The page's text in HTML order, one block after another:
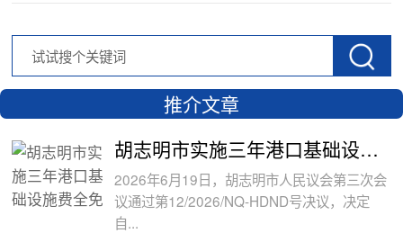
推介文章
胡志明市实施三年港口基础设施费全免政
2026年6月19日，胡志明市人民议会第三次会
议通过第12/2026/NQ-HDND号决议，决定
自...